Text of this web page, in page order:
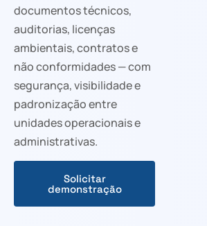
documentos técnicos,
auditorias, licenças
ambientais, contratos e
não conformidades — com
segurança, visibilidade e
padronização entre
unidades operacionais e
administrativas.
Solicitar
demonstração